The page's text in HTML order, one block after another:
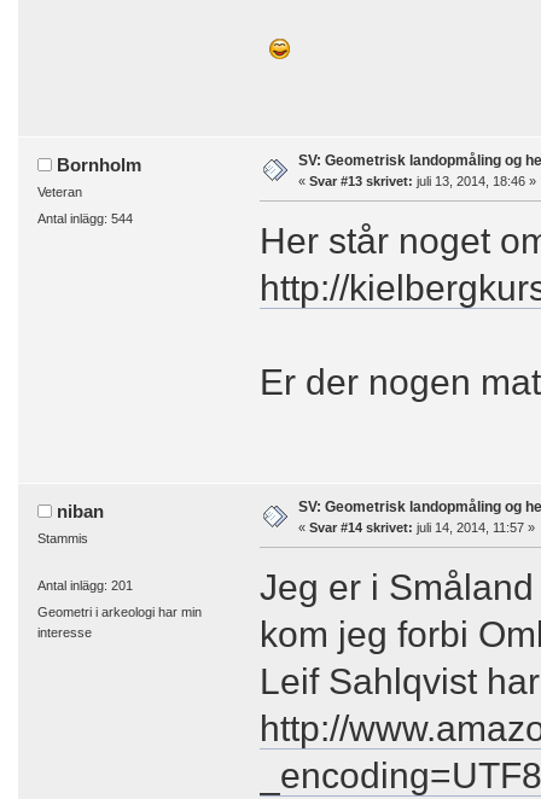
Bornholm
Veteran
Antal inlägg: 544
SV: Geometrisk landopmåling og
« Svar #13 skrivet: juli 13, 2014, 18:46 »
Her står noget
http://
Er der nogen
niban
Stammis
Antal inlägg: 201
Geometri i arkeologi har min
interesse
SV: Geometrisk landopmåling og
« Svar #14 skrivet: juli 14, 2014, 11:57 »
Jeg er i
kom jeg forbi
Leif Sahlqvist
http://